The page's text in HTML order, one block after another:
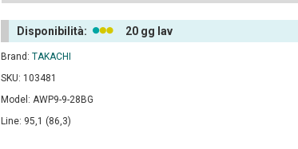
Disponibilità: 20 gg lav
Brand: TAKACHI
SKU: 103481
Model: AWP9-9-28BG
Line: 95,1 (86,3)